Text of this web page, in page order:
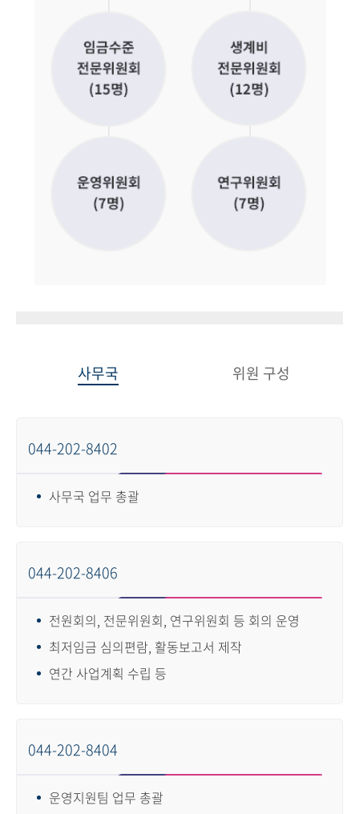
사무국 위원 구성
044-202-8402
사무국 업무 총괄
044-202-8406
전원회의, 전문위원회, 연구위원회 등 회의 운영
최저임금 심의편람, 활동보고서 제작
연간 사업계획 수립 등
044-202-8404
운영지원팀 업무 총괄